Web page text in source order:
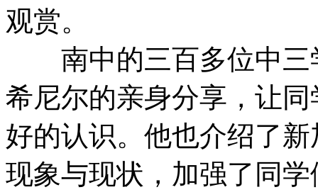
观赏。
南中的三百多位中三
希尼尔的亲身分享，让
好的认识。他也介绍了
现象与现状，加强了同